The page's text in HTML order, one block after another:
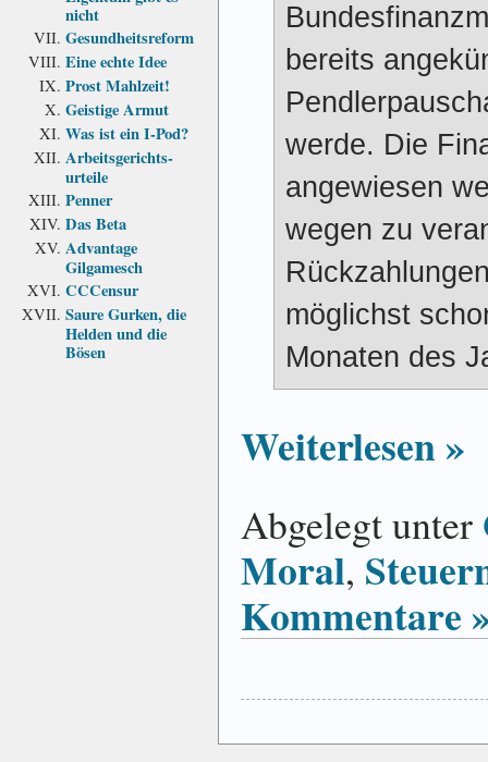
nicht
Gesundheits­reform
Eine echte Idee
Prost Mahlzeit!
Geistige Armut
Was ist ein I-Pod?
Arbeits­gerichts­
urteile
Penner
Das Beta
Advantage
Gilgamesch
CCCensur
Saure Gurken, die
Helden und die
Bösen
bereits
werde. Die
angewiesen
wegen zu
möglichst
Monaten des
Weiterlesen »
Abgelegt unter
Moral,
Kommentare